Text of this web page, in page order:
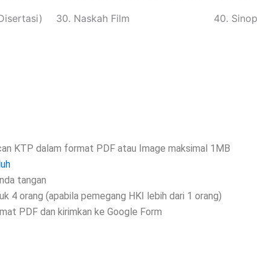
30. Naskah Film 40.
KTP dalam format PDF atau Image maksimal 1MB
tangan
4 orang (apabila pemegang HKI lebih dari 1 orang)
PDF dan kirimkan ke Google Form